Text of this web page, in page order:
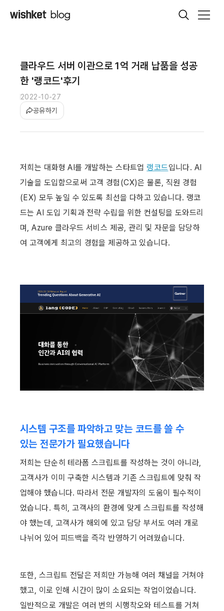
클라우드 서버 이관으로 1억 거래 납품을 성공
한 '랭코드'후기
2022-10-27
공유하기
저희는 대화형 AI를 개발하는 스타트업 랭코드입니다. AI
기술을 도입함으로써 고객 경험(CX)은 물론, 직원 경험
(EX) 모두 높일 수 있도록 최선을 다하고 있습니다. 랭코
드는 AI 도입 기획과 전략 수립을 위한 컨설팅을 도와드리
며, Azure 클라우드 서비스 제공, 관리 및 자문을 담당하
여 고객에게 최고의 경험을 제공하고 있습니다.
시스템 구조를 파악하고 맞는 코드를 쓸 수
있는 전문가가 필요했습니다
저희는 단순히 테라폼 스크립트를 작성하는 것이 아니라,
고객사가 이미 구축한 시스템과 기존 스크립트에 맞춰 작
업해야 했습니다. 따라서 전문 개발자의 도움이 필수적이
었습니다. 특히, 고객사의 환경에 맞게 스크립트를 작성해
야 했는데, 고객사가 해외에 있고 담당 부서도 여러 개로
나뉘어 있어 피드백을 즉각 반영하기 어려웠습니다.
또한, 스크립트 전달은 저희만 가능해 여러 채널을 거쳐야
했고, 이로 인해 시간이 많이 소요되는 작업이었습니다.
일반적으로 개발은 여러 번의 시행착오와 테스트를 거쳐